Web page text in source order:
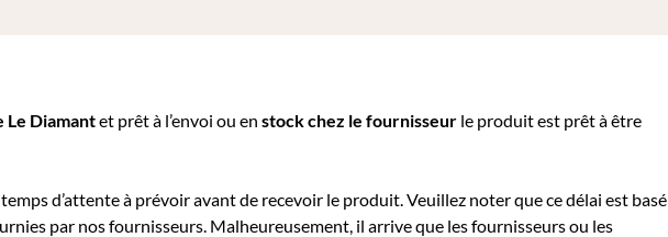
Le Diamantet prêt à l’envoi ou en stock chez le fournisseur le produit est prêt à être
d’attente à prévoir avant de recevoir le produit. Veuillez noter que ce délai est basé
par nos fournisseurs. Malheureusement, il arrive que les fournisseurs ou les